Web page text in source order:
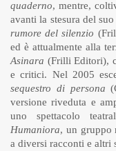
quaderno, mentre,
avanti la stesura del
rumore del silenzio
ed è attualmente alla
Asinara (Frilli Editori),
e critici. Nel 2005
sequestro di persona
versione riveduta e
uno spettacolo
Humaniora, un gruppo
a diversi racconti e altri